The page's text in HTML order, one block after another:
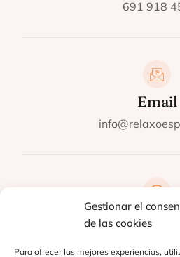
Gestionar el
de las cookies
Para ofrecer las mejores experiencias,
691 918
Email
Horario